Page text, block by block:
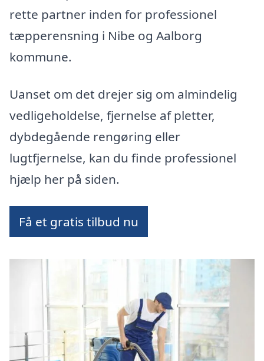
rette partner inden for professionel
tæpperensning i Nibe og Aalborg
kommune.
Uanset om det drejer sig om almindelig
vedligeholdelse, fjernelse af pletter,
dybdegående rengøring eller
lugtfjernelse, kan du finde professionel
hjælp her på siden.
Få et gratis tilbud nu